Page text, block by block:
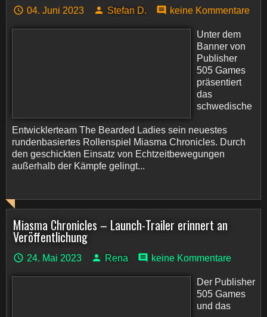
04. Juni 2023 Stefan D. keine Kommentare
Unter dem
Banner von
Publisher
505 Games
präsentiert
das
schwedische
Entwicklerteam The Bearded Ladies sein neuestes
rundenbasiertes Rollenspiel Miasma Chronicles. Durch
den geschickten Einsatz von Echtzeitbewegungen
außerhalb der Kämpfe gelingt...
Miasma Chronicles – Launch-Trailer erinnert an
Veröffentlichung
24. Mai 2023 Rena keine Kommentare
Der Publisher
505 Games
und das